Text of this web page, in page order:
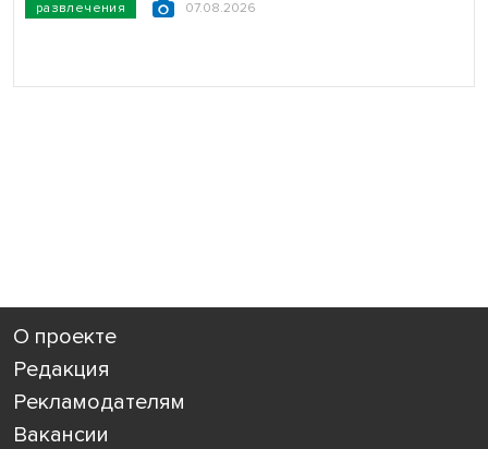
развлечения 07.08.2026
О проекте
Редакция
Рекламодателям
Вакансии